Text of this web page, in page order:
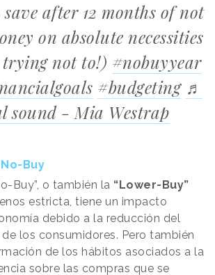
after 12 months of not
on absolute necessities
not to!) #nobuyyear
#budgeting ♬
sound - Mia Westrap
Buy
Buy”, o también la “Lower-Buy”
estricta, tiene un impacto
debido a la reducción del
los consumidores. Pero también
de los hábitos asociados a la
sobre las compras que se